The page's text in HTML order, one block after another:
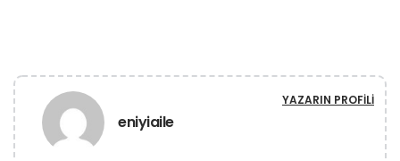
eniyiaile
YAZARIN PROFILI